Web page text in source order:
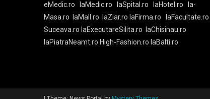
eMedic.ro laMedic.ro laSpital.ro laHotel.ro
la-
Masa.ro
laMall.ro laZiar.ro laFirma.ro laFacultate.ro
Suceava.ro laExecutareSilita.ro
laChisinau.ro
laPiatraNeamt.ro High-Fashion.ro laBalti.ro